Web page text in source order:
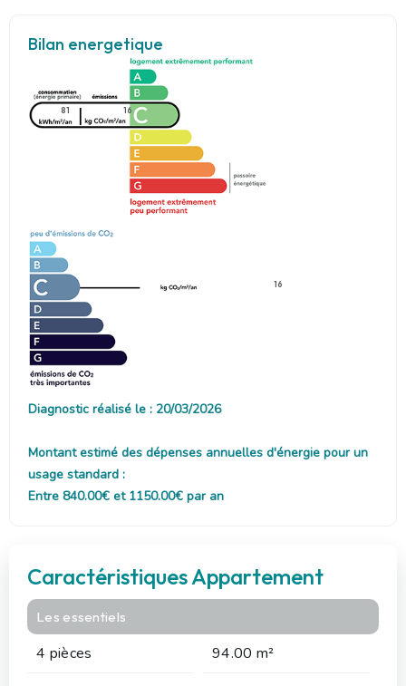
Bilan energetique
81 16
16
Diagnostic réalisé le : 20/03/2026
Montant estimé des dépenses annuelles d'énergie pour un
usage standard :
Entre 840.00€ et 1150.00€ par an
Caractéristiques Appartement
Les essentiels
4 pièces
94.00 m²